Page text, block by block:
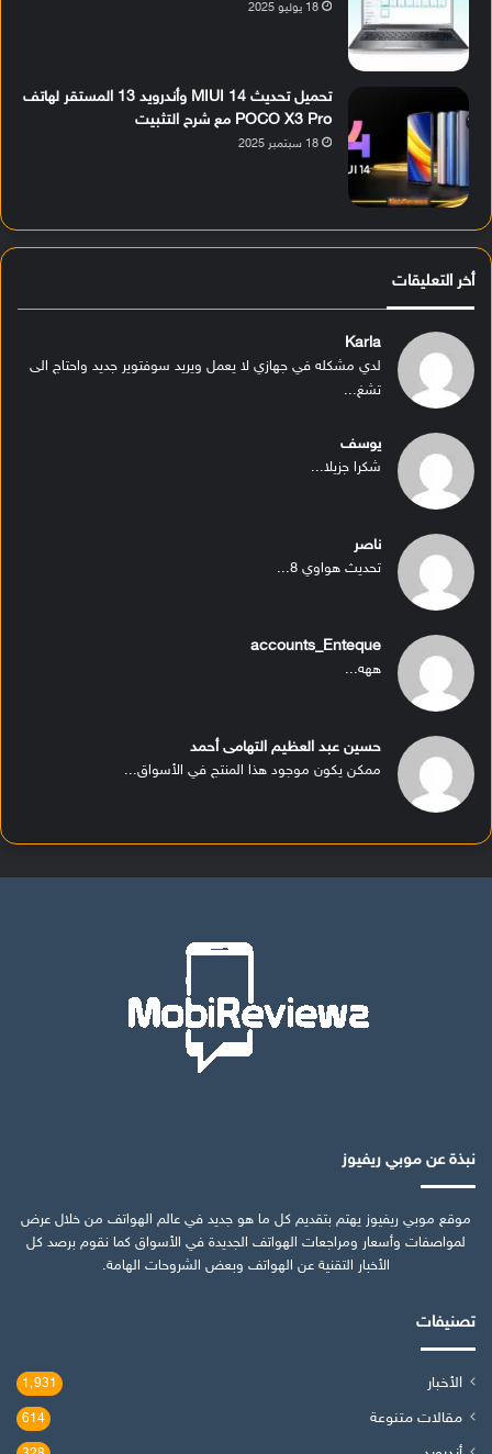
18 يوليو 2025
تحميل تحديث MIUI 14 وأندرويد 13 المستقر لهاتف
POCO X3 Pro مع شرح التثبيت
18 سبتمبر 2025
أخر التعليقات
Karla
لدي مشكله في جهازي لا يعمل ويريد سوفتوير جديد واحتاج الى
تشغ...
يوسف
شكرا جزيلا...
ناصر
تحديث هواوي 8...
accounts_Enteque
ههه...
حسين عبد العظيم التهامى أحمد
ممكن يكون موجود هذا المنتج في الأسواق...
نبذة عن موبي ريفيوز
موقع موبي ريفيوز يهتم بتقديم كل ما هو جديد في عالم الهواتف من خلال عرض
لمواصفات وأسعار ومراجعات الهواتف الجديدة في الأسواق كما نقوم برصد كل
الأخبار التقنية عن الهواتف وبعض الشروحات الهامة.
تصنيفات
الأخبار 1٬931
مقالات متنوعة 614